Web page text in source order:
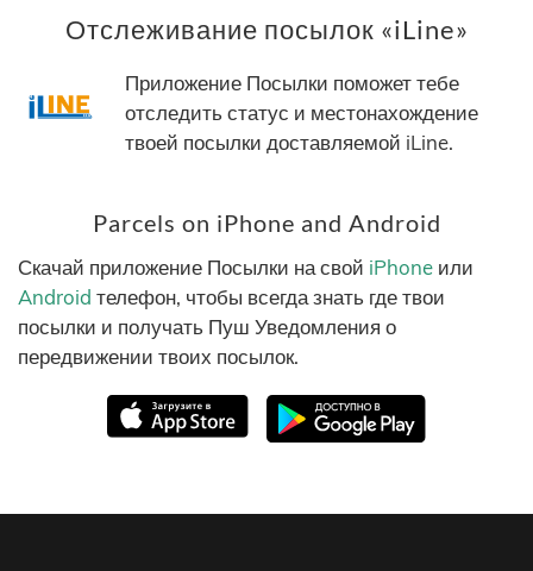
Отслеживание посылок «iLine»
Приложение Посылки поможет тебе
отследить статус и местонахождение
твоей посылки доставляемой iLine.
Parcels on iPhone and Android
Скачай приложение Посылки на свой iPhone или
Android телефон, чтобы всегда знать где твои
посылки и получать Пуш Уведомления о
передвижении твоих посылок.